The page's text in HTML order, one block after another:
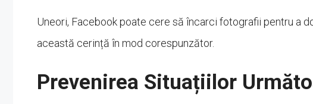
Uneori, Facebook poate cere să încarci fotografii pentru a
această cerință în mod corespunzător.
Prevenirea Situațiilor